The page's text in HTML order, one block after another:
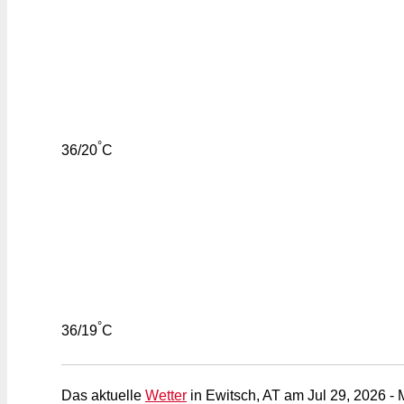
36/20°C
36/19°C
Das aktuelle Wetter in Ewitsch, AT am Jul 29, 2026 -